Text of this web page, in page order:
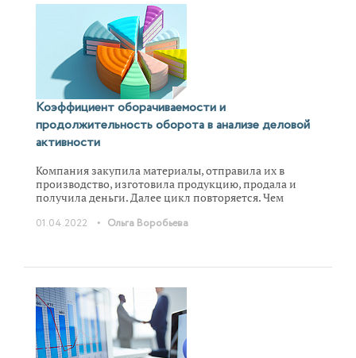
сотрудников в ходе деловой игры. Часть этих надежд
можно и нужно относить к оправданным ожиданиям,
другую часть — к мифам и даже заблуждениям,
о которых мы тоже поговорим.
Коэффициент оборачиваемости и
продолжительность оборота в анализе деловой
активности
Компания закупила материалы, отправила их в
производство, изготовила продукцию, продала и
получила деньги. Далее цикл повторяется. Чем
деловая активность предприятия. В статье
расчет на примере и дарим Excel-расчетчик.
01.04.2022 • Ольга Воробьева